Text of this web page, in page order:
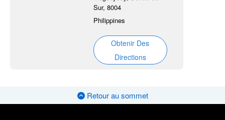
Sur, 8004
Philippines
Obtenir Des
Directions
Retour au sommet